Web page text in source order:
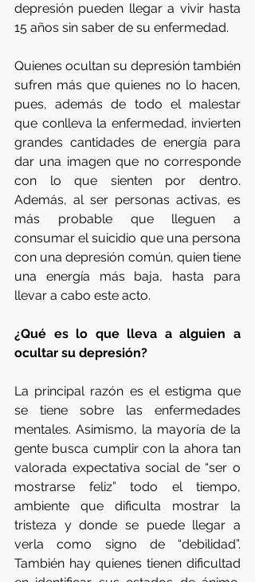
depresión pueden llegar a vivir hasta
15 años sin saber de su enfermedad.
Quienes ocultan su depresión también
sufren más que quienes no lo hacen,
pues, además de todo el malestar
que conlleva la enfermedad, invierten
grandes cantidades de energía para
dar una imagen que no corresponde
con lo que sienten por dentro.
Además, al ser personas activas, es
más probable que lleguen a
consumar el suicidio que una persona
con una depresión común, quien tiene
una energía más baja, hasta para
llevar a cabo este acto.
¿Qué es lo que lleva a alguien a
ocultar su depresión?
La principal razón es el estigma que
se tiene sobre las enfermedades
mentales. Asimismo, la mayoría de la
gente busca cumplir con la ahora tan
valorada expectativa social de “ser o
mostrarse feliz” todo el tiempo,
ambiente que dificulta mostrar la
tristeza y donde se puede llegar a
verla como signo de “debilidad”.
También hay quienes tienen dificultad